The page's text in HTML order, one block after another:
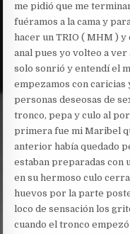
me pidió que me
fuéramos a la cama y
hacer un TRIO ( MHM )
anal pues yo volteo a
solo sonrió y entendí el
empezamos con caricias
personas deseosas de
tronco, pepa y culo al
primera fue mi Maribel
anterior había quedado
estaban preparadas con
en su hermoso culo
huevos por la parte
loco de sensación los
cuando el tronco